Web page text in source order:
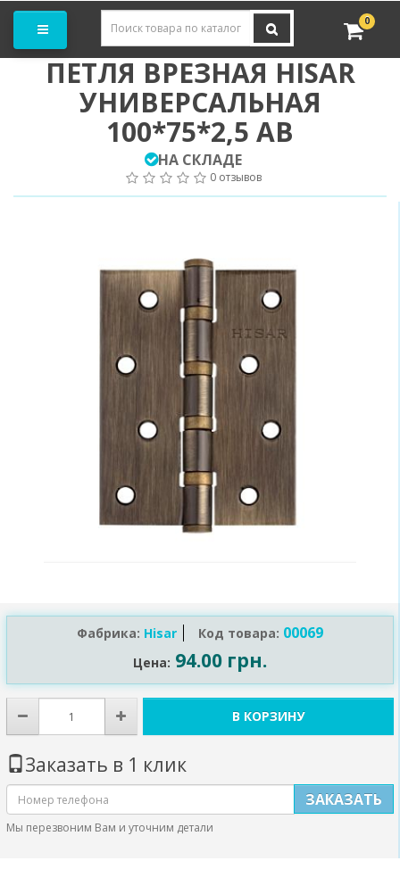
0
ПЕТЛЯ ВРЕЗНАЯ HISAR
УНИВЕРСАЛЬНАЯ
100*75*2,5 AB
НА СКЛАДЕ
0 отзывов
Фабрика: Нisar Код товара: 00069
Цена: 94.00 грн.
В КОРЗИНУ
Заказать в 1 клик
ЗАКАЗАТЬ
Мы перезвоним Вам и уточним детали